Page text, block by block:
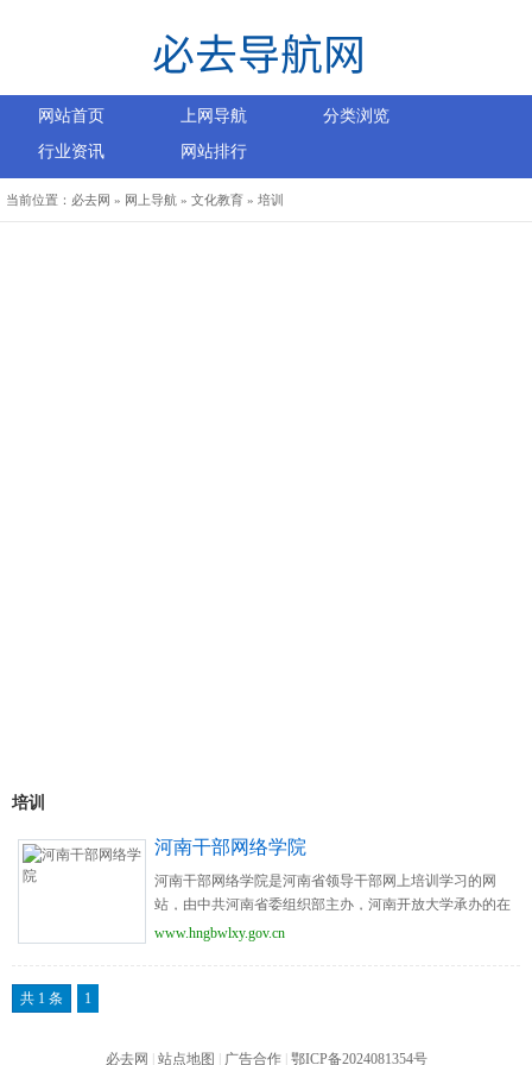
网站首页 上网导航
分类浏览
行业资讯
网站排行
当前位置： 必去网 » 网上导航 » 文化教育 » 培训
培训
河南干部网络学院
河南干部网络学院是河南省领导干部网上培训学习的网
站，由中共河南省委组织部主办，河南开放大学承办的在
线干部教育平台。
www.hngbwlxy.gov.cn
共 1 条 1
必去网 站点地图 广告合作| 鄂ICP备2024081354号